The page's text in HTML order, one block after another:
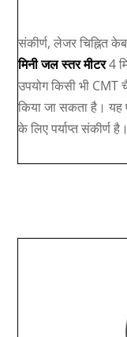
संकीर्ण, लेजर चिह्नित
मिनी जल स्तर मीटर4
उपयोग किसी भी CMT
किया जा सकता है।
के लिए पर्याप्त संकीर्ण है।